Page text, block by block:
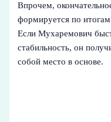
Впрочем,
формируется по
Если Мухаремович
стабильность, он
собой место в основе.